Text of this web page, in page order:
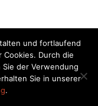
und fortlaufend
Durch die
der Verwendung
Sie in unserer
.